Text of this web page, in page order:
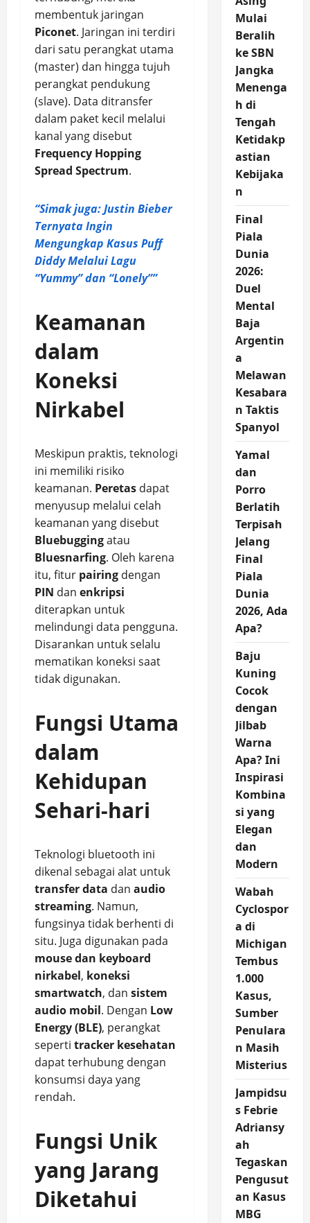
membentuk jaringan
Piconet. Jaringan ini terdiri
dari satu perangkat utama
(master) dan hingga tujuh
perangkat pendukung
(slave). Data ditransfer
dalam paket kecil melalui
kanal yang disebut
Frequency Hopping
Spread Spectrum.
“Simak juga: Justin Bieber
Ternyata Ingin
Mengungkap Kasus Puff
Diddy Melalui Lagu
“Yummy” dan “Lonely””
Keamanan
dalam
Koneksi
Nirkabel
Meskipun praktis, teknologi
ini memiliki risiko
keamanan. Peretas dapat
menyusup melalui celah
keamanan yang disebut
Bluebuggingatau
Bluesnarfing. Oleh karena
itu, fitur pairing dengan
PIN dan enkripsi
diterapkan untuk
melindungi data pengguna.
Disarankan untuk selalu
mematikan koneksi saat
tidak digunakan.
Fungsi Utama
dalam
Kehidupan
Sehari-hari
Teknologi bluetooth ini
dikenal sebagai alat untuk
transfer data dan audio
streaming. Namun,
fungsinya tidak berhenti di
situ. Juga digunakan pada
mouse dan keyboard
nirkabel, koneksi
smartwatch, dan sistem
audio mobil. Dengan Low
Energy (BLE), perangkat
seperti tracker kesehatan
dapat terhubung dengan
konsumsi daya yang
rendah.
Fungsi Unik
yang Jarang
Diketahui
Mulai
Beralih
ke SBN
Jangka
Menenga
h di
Tengah
Ketidakp
astian
Kebijaka
n
Final
Piala
Dunia
2026:
Duel
Mental
Baja
Argentin
a
Melawan
Kesabara
n Taktis
Spanyol
Yamal
dan
Porro
Berlatih
Terpisah
Jelang
Final
Piala
Dunia
2026, Ada
Apa?
Baju
Kuning
Cocok
dengan
Jilbab
Warna
Apa? Ini
Inspirasi
Kombina
si yang
Elegan
dan
Modern
Wabah
Cyclospor
a di
Michigan
Tembus
1.000
Kasus,
Sumber
Penulara
n Masih
Misterius
Jampidsu
s Febrie
Adriansy
ah
Tegaskan
Pengusut
an Kasus
MBG